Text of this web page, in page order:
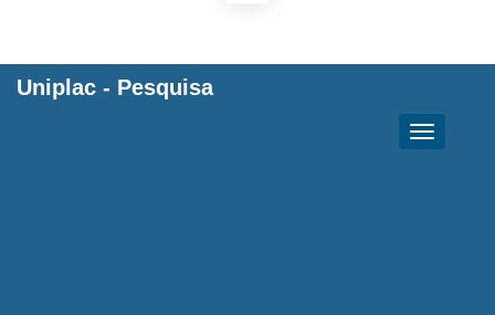
Uniplac - Pesquisa
Toggle
navigation